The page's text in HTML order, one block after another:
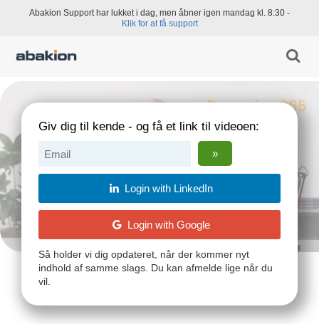
Abakion Support har lukket i dag, men åbner igen mandag kl. 8:30 -
Klik for at få support
Giv dig til kende - og få et link til videoen:
Login with LinkedIn
Login with Google
Så holder vi dig opdateret, når der kommer nyt
indhold af samme slags. Du kan afmelde lige når du
vil.